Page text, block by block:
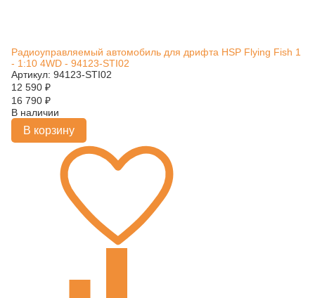
Радиоуправляемый автомобиль для дрифта HSP Flying Fish 1
- 1:10 4WD - 94123-STI02
Артикул: 94123-STI02
12 590 ₽
16 790 ₽
В наличии
В корзину